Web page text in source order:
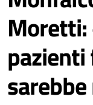
Moretti:
pazienti